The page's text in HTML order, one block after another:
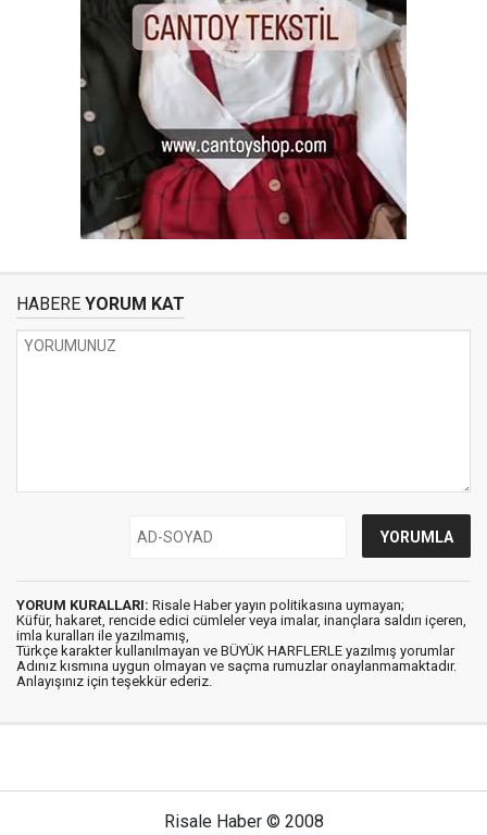
HABERE YORUM KAT
YORUM KURALLARI: Risale Haber yayın politikasına uymayan;
Küfür, hakaret, rencide edici cümleler veya imalar, inançlara saldırı içeren,
imla kuralları ile yazılmamış,
Türkçe karakter kullanılmayan ve BÜYÜK HARFLERLE yazılmış yorumlar
Adınız kısmına uygun olmayan ve saçma rumuzlar onaylanmamaktadır.
Anlayışınız için teşekkür ederiz.
Risale Haber © 2008